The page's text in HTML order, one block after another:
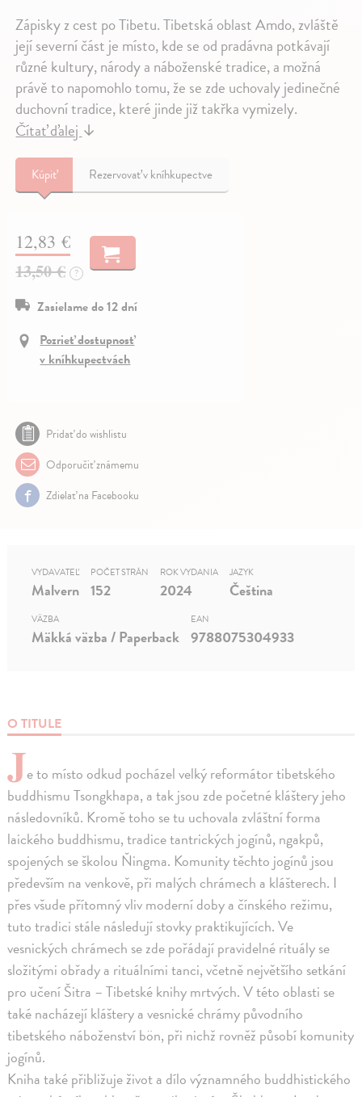
Zápisky z cest po Tibetu. Tibetská oblast Amdo, zvláště
její severní část je místo, kde se od pradávna potkávají
různé kultury, národy a náboženské tradice, a možná
právě to napomohlo tomu, že se zde uchovaly jedinečné
duchovní tradice, které jinde již takřka vymizely.
Čítať ďalej ↓
Kúpiť Rezervovať v kníhkupectve
12,83 €
13,50 € ?
Zasielame do 12 dní
Pozrieť dostupnosť
v kníhkupectvách
Pridať do wishlistu
Odporučiť známemu
Zdielať na Facebooku
O TITULE
Je to místo odkud pocházel velký reformátor tibetského
buddhismu Tsongkhapa, a tak jsou zde početné kláštery jeho
následovníků. Kromě toho se tu uchovala zvláštní forma
laického buddhismu, tradice tantrických jogínů, ngakpů,
spojených se školou Ňingma. Komunity těchto jogínů jsou
především na venkově, při malých chrámech a klášterech. I
přes všude přítomný vliv moderní doby a čínského režimu,
tuto tradici stále následují stovky praktikujících. Ve
vesnických chrámech se zde pořádají pravidelné rituály se
složitými obřady a rituálními tanci, včetně největšího setkání
pro učení Šitra – Tibetské knihy mrtvých. V této oblasti se
také nacházejí kláštery a vesnické chrámy původního
tibetského náboženství bön, při nichž rovněž působí komunity
jogínů.
Kniha také přibližuje život a dílo významného buddhistického
VYDAVATEĽ
Malvern
POČET STRÁN
152
ROK VYDANIA
2024
JAZYK
Čeština
VÄZBA
Mäkká väzba / Paperback
EAN
9788075304933